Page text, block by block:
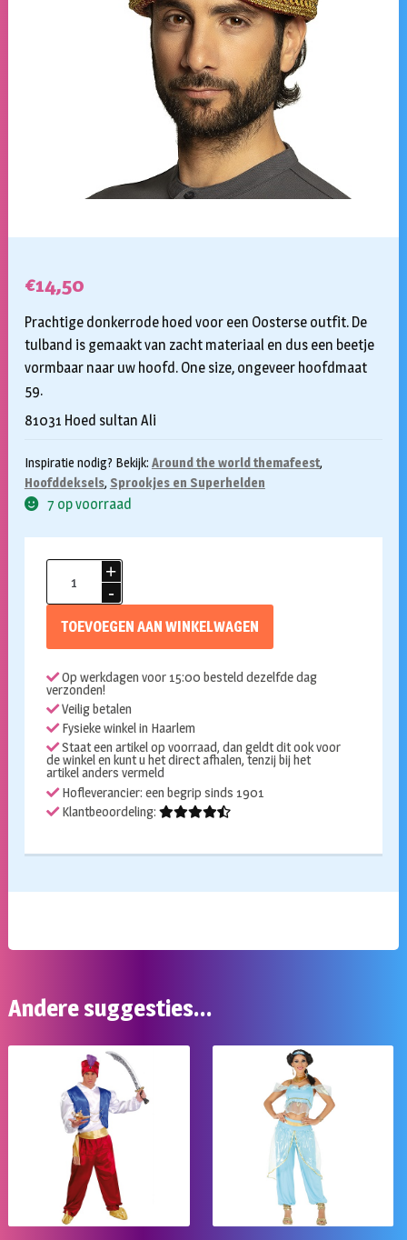
€14,50
Prachtige donkerrode hoed voor een Oosterse outfit. De
tulband is gemaakt van zacht materiaal en dus een beetje
vormbaar naar uw hoofd. One size, ongeveer hoofdmaat
59.
81031 Hoed sultan Ali
Inspiratie nodig? Bekijk: Around the world themafeest,
Hoofddeksels, Sprookjes en Superhelden
7 op voorraad
Sultan
TOEVOEGEN AAN WINKELWAGEN
Op werkdagen voor 15:00 besteld dezelfde dag
verzonden!
Veilig betalen
Fysieke winkel in Haarlem
Staat een artikel op voorraad, dan geldt dit ook voor
de winkel en kunt u het direct afhalen, tenzij bij het
artikel anders vermeld
Hofleverancier: een begrip sinds 1901
Klantbeoordeling:
Andere suggesties…